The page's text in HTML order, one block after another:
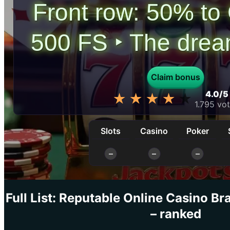
Front row: 50% to
500 FS ‣ The
Claim bonus
★★★★★
★★★★★ 4.0/5
1.795
Slots Casino Poker
Full List: Reputable Online Casino
– ranked